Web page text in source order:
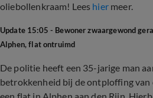
oliebollenkraam! Lees hiermeer.
Update 15:05 - Bewoner zwaargewond
Alphen, flat ontruimd
De politie heeft een 35-jarige man
betrokkenheid bij de ontploffing van